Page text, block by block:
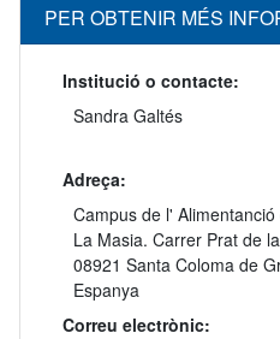
PER OBTENIR MÉS
Institució o contacte:
Sandra Galtés
Adreça:
Campus de l'
La Masia. Carrer Prat de
08921 Santa Coloma de
Espanya
Correu electrònic: